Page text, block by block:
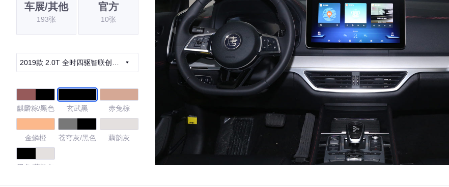
车展/其他
193张
官方
10张
2019款 2.0T 全时四驱智联创享
麒麟粽/黑色 玄武黑 赤兔棕
金鳞橙 苍穹灰/黑色 藕韵灰
黑色/藕韵灰